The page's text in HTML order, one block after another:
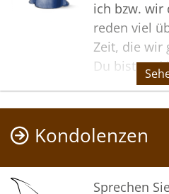
ich bzw. wir
reden viel
Zeit, die wir
Du bist und
Herzen! ♥️
Deine
Kondolenzen
Sprechen